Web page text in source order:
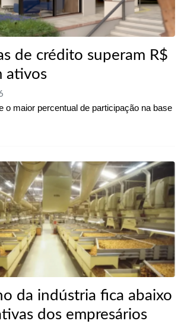
de crédito superam R$
ativos
o maior percentual de participação na base
da indústria fica abaixo
dos empresários